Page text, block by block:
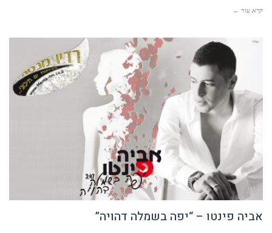
קרא עוד ←
אביה פינטו – “יפה בשמלה דהויה”